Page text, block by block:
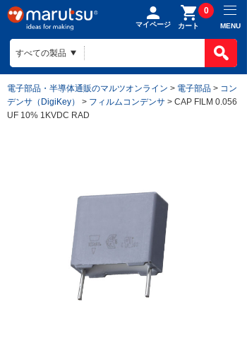
マイページ カート
0
MENU
電子部品・半導体通販のマルツオンライン > 電子部品 > コン
デンサ（DigiKey）
> フィルムコンデンサ > CAP FILM 0.056
UF 10% 1KVDC RAD